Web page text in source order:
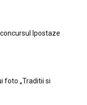
Ipostaze
foto „Traditii si